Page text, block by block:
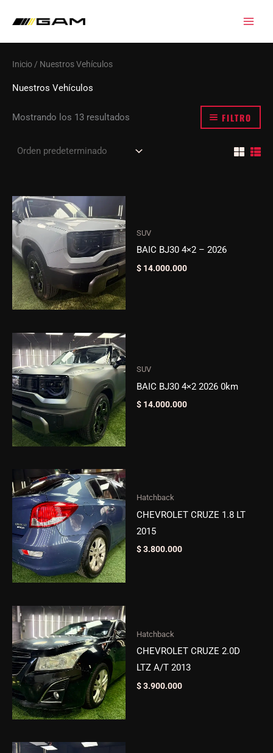
contenido
Inicio / Nuestros Vehículos
Nuestros Vehículos
Mostrando los 13 resultados FILTRO
SUV
BAIC BJ30 4×2 – 2026
$ 14.000.000
SUV
BAIC BJ30 4×2 2026 0km
$ 14.000.000
Hatchback
CHEVROLET CRUZE 1.8 LT
2015
$3.800.000
Hatchback
CHEVROLET CRUZE 2.0D
LTZ A/T 2013
$3.900.000